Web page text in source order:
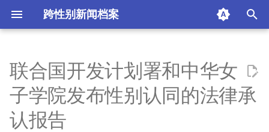
跨性别新闻档案
n
正文
摘要与附加信息
联合国开发计划署和中华女
子学院发布性别认同的法律承
认报告